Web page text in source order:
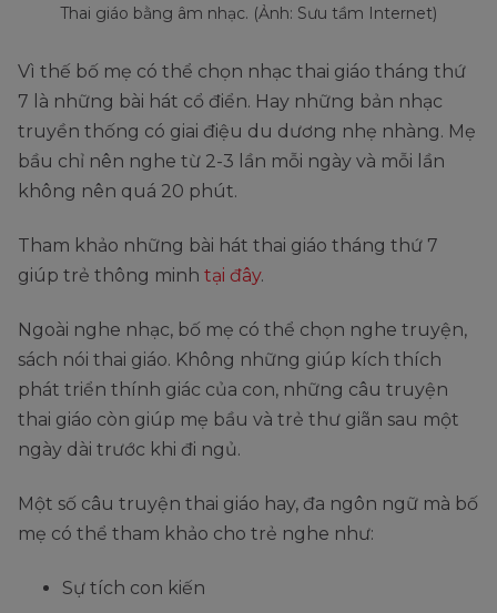
Thai giáo bằng âm nhạc. (Ảnh: Sưu tầm Internet)
Vì thế bố mẹ có thể chọn nhạc thai giáo tháng thứ
7 là những bài hát cổ điển. Hay những bản nhạc
truyền thống có giai điệu du dương nhẹ nhàng. Mẹ
bầu chỉ nên nghe từ 2-3 lần mỗi ngày và mỗi lần
không nên quá 20 phút.
Tham khảo những bài hát thai giáo tháng thứ 7
giúp trẻ thông minh tại đây.
Ngoài nghe nhạc, bố mẹ có thể chọn nghe truyện,
sách nói thai giáo. Không những giúp kích thích
phát triển thính giác của con, những câu truyện
thai giáo còn giúp mẹ bầu và trẻ thư giãn sau một
ngày dài trước khi đi ngủ.
Một số câu truyện thai giáo hay, đa ngôn ngữ mà bố
mẹ có thể tham khảo cho trẻ nghe như:
Sự tích con kiến